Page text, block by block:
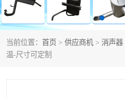
当前位置： 首页 > 供应商机 > 消声器
温-尺寸可定制